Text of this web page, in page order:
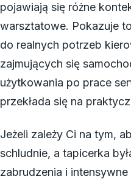
pojawiają się różne
warsztatowe. Pokazuje
do realnych potrzeb
zajmujących się
użytkowania po prace
przekłada się na
Jeżeli zależy Ci na tym,
schludnie, a tapicerka
zabrudzenia i